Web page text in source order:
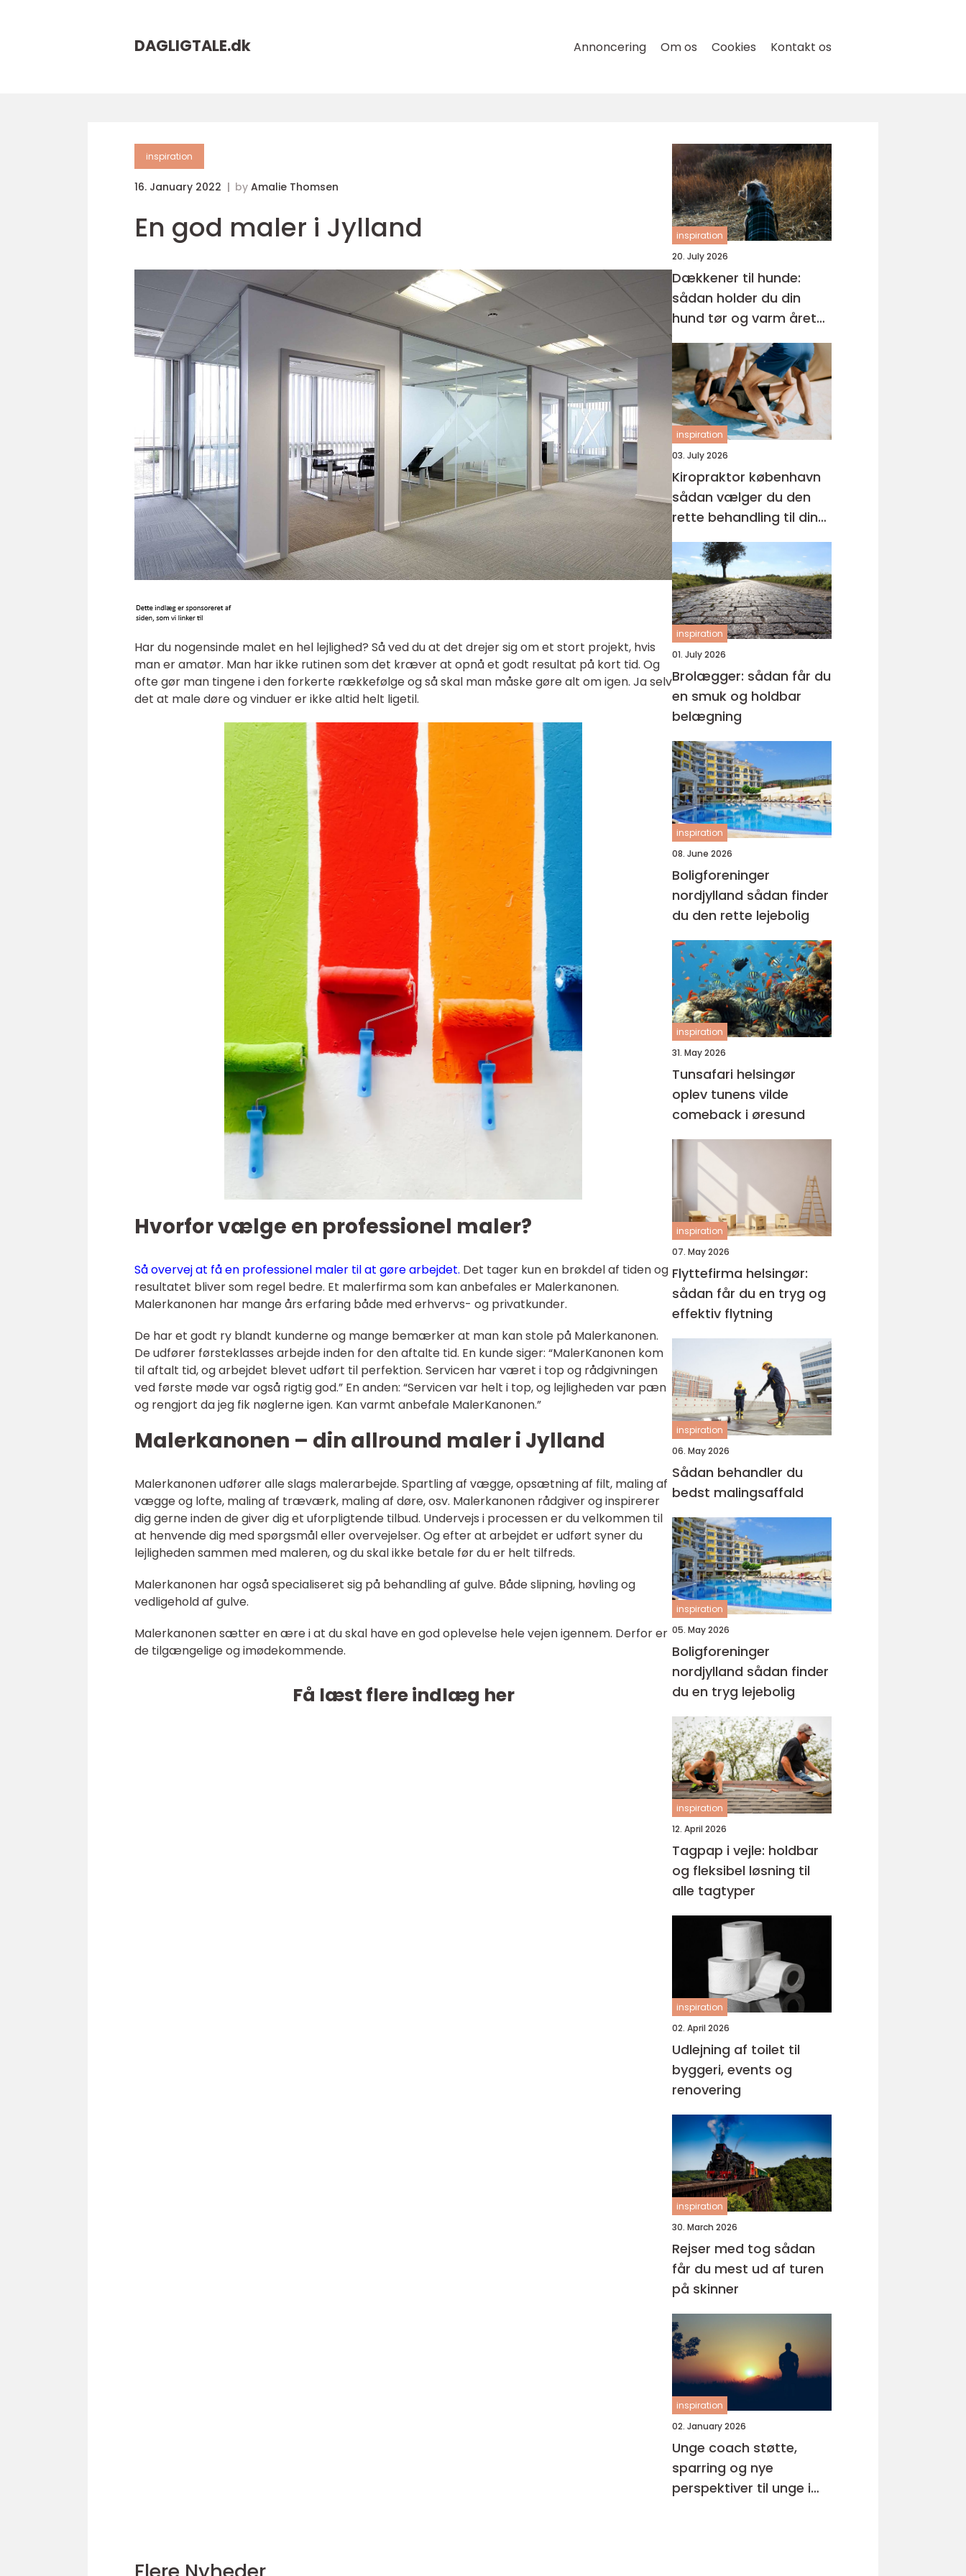
DAGLIGTALE.dk Annoncering Om os Cookies Kontakt os
inspiration
16. January 2022 by Amalie Thomsen
En god maler i Jylland
Har du nogensinde malet en hel lejlighed? Så ved du at det drejer sig om et stort projekt, hvis
man er amatør. Man har ikke rutinen som det kræver at opnå et godt resultat på kort tid. Og
ofte gør man tingene i den forkerte rækkefølge og så skal man måske gøre alt om igen. Ja selv
det at male døre og vinduer er ikke altid helt ligetil.
Hvorfor vælge en professionel maler?
Så overvej at få en professionel maler til at gøre arbejdet. Det tager kun en brøkdel af tiden og
resultatet bliver som regel bedre. Et malerfirma som kan anbefales er Malerkanonen.
Malerkanonen har mange års erfaring både med erhvervs- og privatkunder.
De har et godt ry blandt kunderne og mange bemærker at man kan stole på Malerkanonen.
De udfører førsteklasses arbejde inden for den aftalte tid. En kunde siger: “MalerKanonen kom
til aftalt tid, og arbejdet blevet udført til perfektion. Servicen har været i top og rådgivningen
ved første møde var også rigtig god.” En anden: “Servicen var helt i top, og lejligheden var pæn
og rengjort da jeg fik nøglerne igen. Kan varmt anbefale MalerKanonen.”
Malerkanonen – din allround maler i Jylland
Malerkanonen udfører alle slags malerarbejde. Spartling af vægge, opsætning af filt, maling af
vægge og lofte, maling af træværk, maling af døre, osv. Malerkanonen rådgiver og inspirerer
dig gerne inden de giver dig et uforpligtende tilbud. Undervejs i processen er du velkommen til
at henvende dig med spørgsmål eller overvejelser. Og efter at arbejdet er udført syner du
lejligheden sammen med maleren, og du skal ikke betale før du er helt tilfreds.
Malerkanonen har også specialiseret sig på behandling af gulve. Både slipning, høvling og
vedligehold af gulve.
Malerkanonen sætter en ære i at du skal have en god oplevelse hele vejen igennem. Derfor er
de tilgængelige og imødekommende.
Få læst flere indlæg her
inspiration
20. July 2026
Dækkener til hunde:
sådan holder du din
hund tør og varm året
rundt
inspiration
03. July 2026
Kiropraktor københavn
sådan vælger du den
rette behandling til dine
smerter
inspiration
01. July 2026
Brolægger: sådan får du
en smuk og holdbar
belægning
inspiration
08. June 2026
Boligforeninger
nordjylland sådan finder
du den rette lejebolig
inspiration
31. May 2026
Tunsafari helsingør
oplev tunens vilde
comeback i øresund
inspiration
07. May 2026
Flyttefirma helsingør:
sådan får du en tryg og
effektiv flytning
inspiration
06. May 2026
Sådan behandler du
bedst malingsaffald
inspiration
05. May 2026
Boligforeninger
nordjylland sådan finder
du en tryg lejebolig
inspiration
12. April 2026
Tagpap i vejle: holdbar
og fleksibel løsning til
alle tagtyper
inspiration
02. April 2026
Udlejning af toilet til
byggeri, events og
renovering
inspiration
30. March 2026
Rejser med tog sådan
får du mest ud af turen
på skinner
inspiration
02. January 2026
Unge coach støtte,
sparring og nye
perspektiver til unge i